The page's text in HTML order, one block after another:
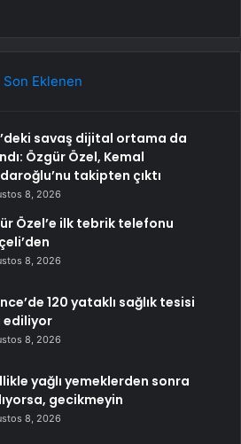
Son Eklenen
savaş dijital ortama da
Özgür Özel, Kemal
takipten çıktı
8, 2026
Özel’e ilk tebrik telefonu
8, 2026
120 yataklı sağlık tesisi
ediliyor
8, 2026
yağlı yemeklerden sonra
gecikmeyin
8, 2026